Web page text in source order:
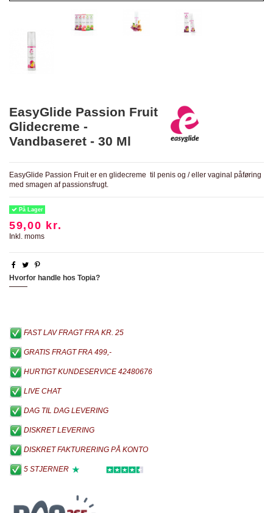
EasyGlide Passion Fruit
Glidecreme -
Vandbaseret - 30 Ml
EasyGlide Passion Fruit er en glidecreme til penis og / eller vaginal påføring
med smagen af passionsfrugt.
På Lager
59,00 kr.
Inkl. moms
Hvorfor handle hos Topia?
FAST LAV FRAGT FRA KR. 25
GRATIS FRAGT FRA 499,-
HURTIGT KUNDESERVICE 42480676
LIVE CHAT
DAG TIL DAG LEVERING
DISKRET LEVERING
DISKRET FAKTURERING PÅ KONTO
5 STJERNER